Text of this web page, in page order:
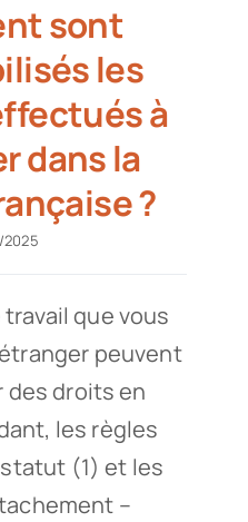
sont
les
à
dans la
?
2025
que vous
peuvent
des droits en
les règles
(1) et les
–